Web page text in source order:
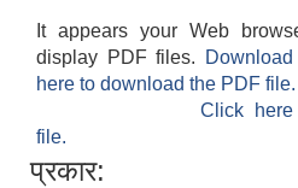
It appears your Web
display PDF files.
here to download the PDF file.
Click
file.
प्रकार: